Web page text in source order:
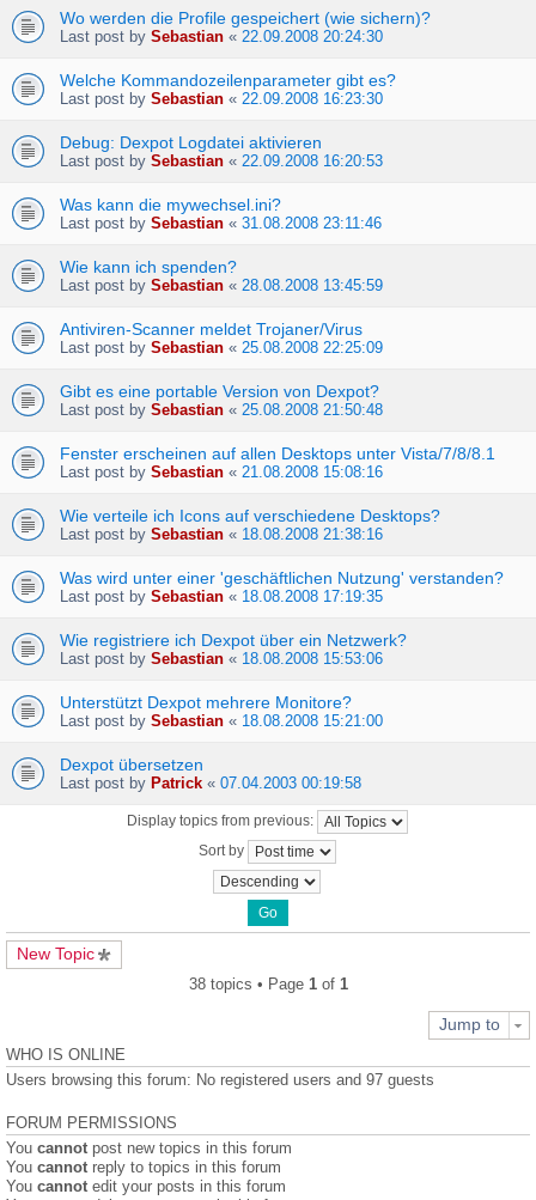
Wo werden die Profile gespeichert (wie sichern)?
Last post by Sebastian « 22.09.2008 20:24:30
Welche Kommandozeilenparameter gibt es?
Last post by Sebastian « 22.09.2008 16:23:30
Debug: Dexpot Logdatei aktivieren
Last post by Sebastian « 22.09.2008 16:20:53
Was kann die mywechsel.ini?
Last post by Sebastian « 31.08.2008 23:11:46
Wie kann ich spenden?
Last post by Sebastian « 28.08.2008 13:45:59
Antiviren-Scanner meldet Trojaner/Virus
Last post by Sebastian « 25.08.2008 22:25:09
Gibt es eine portable Version von Dexpot?
Last post by Sebastian « 25.08.2008 21:50:48
Fenster erscheinen auf allen Desktops unter Vista/7/8/8.1
Last post by Sebastian « 21.08.2008 15:08:16
Wie verteile ich Icons auf verschiedene Desktops?
Last post by Sebastian « 18.08.2008 21:38:16
Was wird unter einer 'geschäftlichen Nutzung' verstanden?
Last post by Sebastian « 18.08.2008 17:19:35
Wie registriere ich Dexpot über ein Netzwerk?
Last post by Sebastian « 18.08.2008 15:53:06
Unterstützt Dexpot mehrere Monitore?
Last post by Sebastian « 18.08.2008 15:21:00
Dexpot übersetzen
Last post by Patrick « 07.04.2003 00:19:58
Display topics from previous:
Sort by
New Topic
38 topics • Page 1of 1
Jump to
WHO IS ONLINE
Users browsing this forum: No registered users and 97 guests
FORUM PERMISSIONS
You cannot post new topics in this forum
You cannot reply to topics in this forum
You cannot edit your posts in this forum